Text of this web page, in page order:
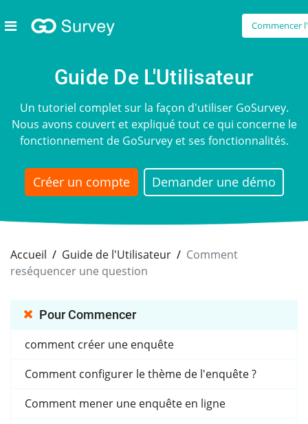
Commencer
Guide De L'Utilisateur
Un tutoriel complet sur la façon d'utiliser GoSurvey.
Nous avons couvert et expliqué tout ce qui concerne le
fonctionnement de GoSurvey et ses fonctionnalités.
Créer un compte Demander une démo
Accueil Guide de l'Utilisateur
Comment
reséquencer une question
Pour Commencer
comment créer une enquête
Comment configurer le thème de l'enquête ?
Comment mener une enquête en ligne